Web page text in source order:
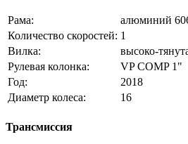
Рама:
алюминий
Количество скоростей: 1
Вилка:
высоко-
Рулевая колонка:
VP COMP 1"
Год:
2018
Диаметр колеса:
16
Трансмиссия